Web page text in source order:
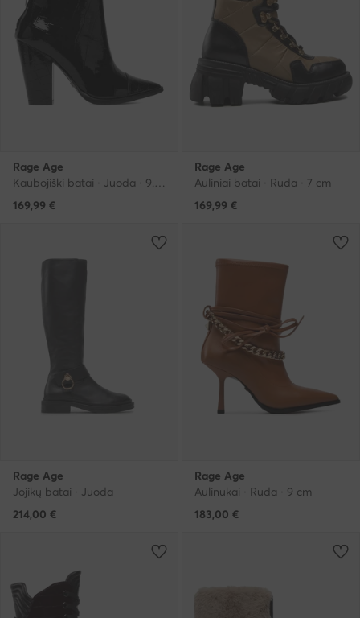
Rage Age
Kaubojiški batai · Juoda · 9.5 cm
169,99 €
Rage Age
Auliniai batai · Ruda · 7 cm
169,99 €
Rage Age
Jojikų batai · Juoda
214,00 €
Rage Age
Aulinukai · Ruda · 9 cm
183,00 €